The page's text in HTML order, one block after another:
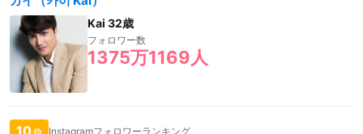
Kai 32歳
フォロワー数
1375万1169人
10 Instagramフォロワーランキング